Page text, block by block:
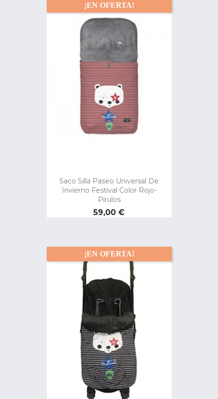
Saco Silla Paseo Universal De
Invierno Festival Color Rojo-
Pirulos
Precio
59,00 €
¡EN OFERTA!
¡EN OFERTA!